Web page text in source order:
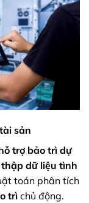
sản
trợ bảo trì dự
dữ liệu tình
toán phân tích
trìchủ động.